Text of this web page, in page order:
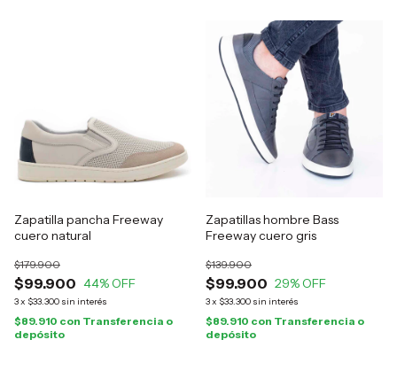
Zapatilla pancha Freeway
cuero natural
$99.900
$179.900
44% OFF
3x $33.300 sin interés
$89.910 con Transferencia o
depósito
Zapatillas hombre Bass
Freeway cuero gris
$99.900
$139.900
29% OFF
3x $33.300 sin interés
$89.910 con Transferencia o
depósito